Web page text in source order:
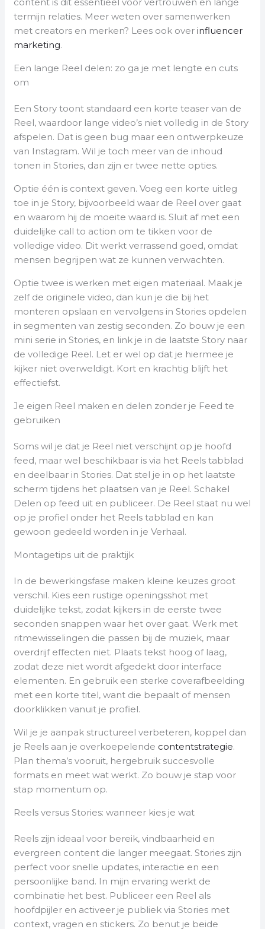
termijn relaties. Meer weten over samenwerken
met creators en merken? Lees ook overinfluencer
marketing.
Een lange Reel delen: zo ga je met lengte en cuts
om
Een Story toont standaard een korte teaser van de
Reel, waardoor lange video’s niet volledig in de Story
afspelen. Dat is geen bug maar een ontwerpkeuze
van Instagram. Wil je toch meer van de inhoud
tonen in Stories, dan zijn er twee nette opties.
Optie één is context geven. Voeg een korte uitleg
toe in je Story, bijvoorbeeld waar de Reel over gaat
en waarom hij de moeite waard is. Sluit af met een
duidelijke call to action om te tikken voor de
volledige video. Dit werkt verrassend goed, omdat
mensen begrijpen wat ze kunnen verwachten.
Optie twee is werken met eigen materiaal. Maak je
zelf de originele video, dan kun je die bij het
monteren opslaan en vervolgens in Stories opdelen
in segmenten van zestig seconden. Zo bouw je een
mini serie in Stories, en link je in de laatste Story naar
de volledige Reel. Let er wel op dat je hiermee je
kijker niet overweldigt. Kort en krachtig blijft het
effectiefst.
Je eigen Reel maken en delen zonder je Feed te
gebruiken
Soms wil je dat je Reel niet verschijnt op je hoofd
feed, maar wel beschikbaar is via het Reels tabblad
en deelbaar in Stories. Dat stel je in op het laatste
scherm tijdens het plaatsen van je Reel. Schakel
Delen op feed uit en publiceer. De Reel staat nu wel
op je profiel onder het Reels tabblad en kan
gewoon gedeeld worden in je Verhaal.
Montagetips uit de praktijk
In de bewerkingsfase maken kleine keuzes groot
verschil. Kies een rustige openingsshot met
duidelijke tekst, zodat kijkers in de eerste twee
seconden snappen waar het over gaat. Werk met
ritmewisselingen die passen bij de muziek, maar
overdrijf effecten niet. Plaats tekst hoog of laag,
zodat deze niet wordt afgedekt door interface
elementen. En gebruik een sterke coverafbeelding
met een korte titel, want die bepaalt of mensen
doorklikken vanuit je profiel.
Wil je je aanpak structureel verbeteren, koppel dan
je Reels aan je overkoepelende contentstrategie.
Plan thema’s vooruit, hergebruik succesvolle
formats en meet wat werkt. Zo bouw je stap voor
stap momentum op.
Reels versus Stories: wanneer kies je wat
Reels zijn ideaal voor bereik, vindbaarheid en
evergreen content die langer meegaat. Stories zijn
perfect voor snelle updates, interactie en een
persoonlijke band. In mijn ervaring werkt de
combinatie het best. Publiceer een Reel als
hoofdpijler en activeer je publiek via Stories met
context, vragen en stickers. Zo benut je beide